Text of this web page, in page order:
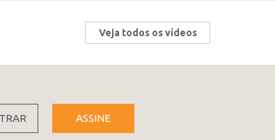
Veja todos os vídeos
ASSINE